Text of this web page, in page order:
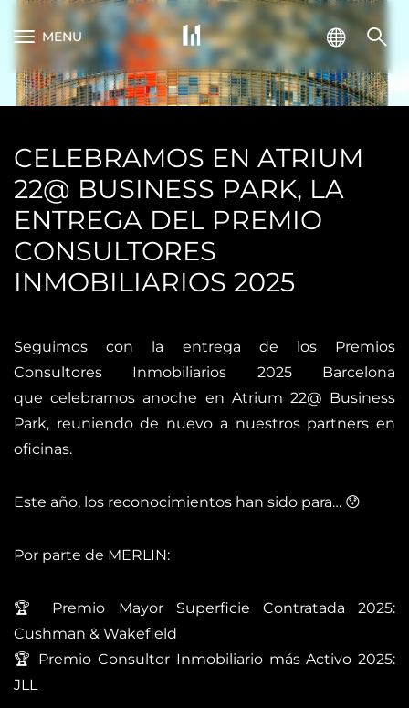
MENU
CELEBRAMOS EN ATRIUM
22@ BUSINESS PARK, LA
ENTREGA DEL PREMIO
CONSULTORES
INMOBILIARIOS 2025
Seguimos con la entrega de los Premios
Consultores Inmobiliarios 2025 Barcelona
que celebramos anoche en Atrium 22@ Business
Park, reuniendo de nuevo a nuestros partners en
oficinas.
Este año, los reconocimientos han sido para… 😯
Por parte de MERLIN:
🏆 Premio Mayor Superficie Contratada 2025:
Cushman & Wakefield
🏆 Premio Consultor Inmobiliario más Activo 2025:
JLL